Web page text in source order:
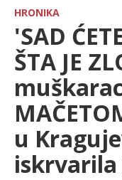
HRONIKA
FARMERI
SPORT
LIFESTYLE
HRONIKA
'SAD
ŠTA JE
u